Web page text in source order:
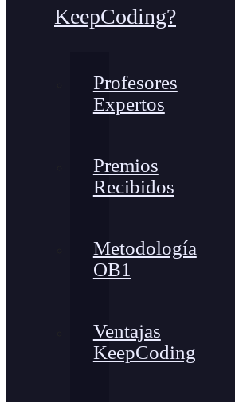
KeepCoding?
Profesores
Expertos
Premios
Recibidos
Metodología
OB1
Ventajas
KeepCoding